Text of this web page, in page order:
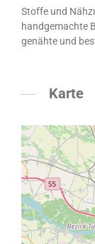
Stoffe und
handgemachte
genähte und
Karte